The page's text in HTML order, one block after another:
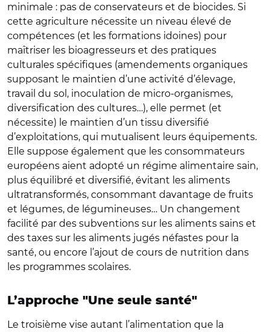
minimale : pas de conservateurs et de biocides. Si
cette agriculture nécessite un niveau élevé de
compétences (et les formations idoines) pour
maîtriser les bioagresseurs et des pratiques
culturales spécifiques (amendements organiques
supposant le maintien d’une activité d’élevage,
travail du sol, inoculation de micro-organismes,
diversification des cultures…), elle permet (et
nécessite) le maintien d’un tissu diversifié
d’exploitations, qui mutualisent leurs équipements.
Elle suppose également que les consommateurs
européens aient adopté un régime alimentaire sain,
plus équilibré et diversifié, évitant les aliments
ultratransformés, consommant davantage de fruits
et légumes, de légumineuses… Un changement
facilité par des subventions sur les aliments sains et
des taxes sur les aliments jugés néfastes pour la
santé, ou encore l’ajout de cours de nutrition dans
les programmes scolaires.
L’approche "Une seule santé"
Le troisième vise autant l’alimentation que la